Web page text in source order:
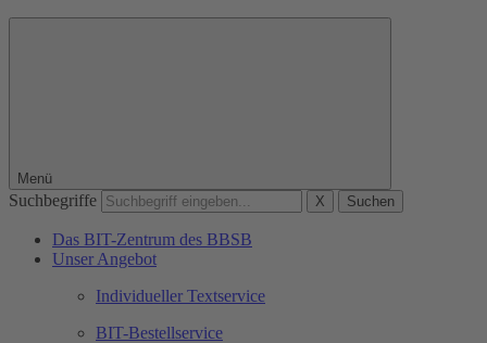
Menü
Suchbegriffe X Suchen
Das BIT-Zentrum des BBSB
Unser Angebot
Individueller Textservice
BIT-Bestellservice